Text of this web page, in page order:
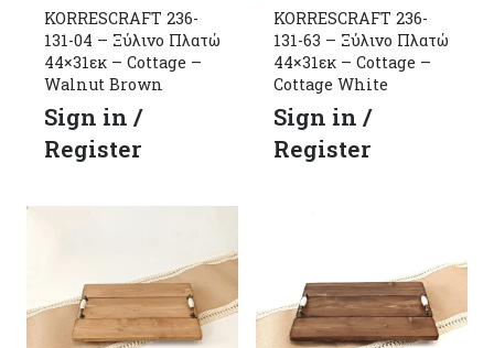
KORRESCRAFT 236-
131-04 – Ξύλινο Πλατώ
44×31εκ – Cottage –
Walnut Brown
Sign in /
Register
KORRESCRAFT 236-
131-63 – Ξύλινο Πλατώ
44×31εκ – Cottage –
Cottage White
Sign in /
Register